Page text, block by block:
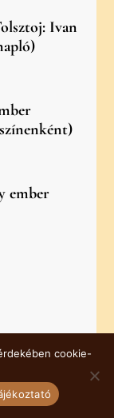
Ivan
ember
cookie-